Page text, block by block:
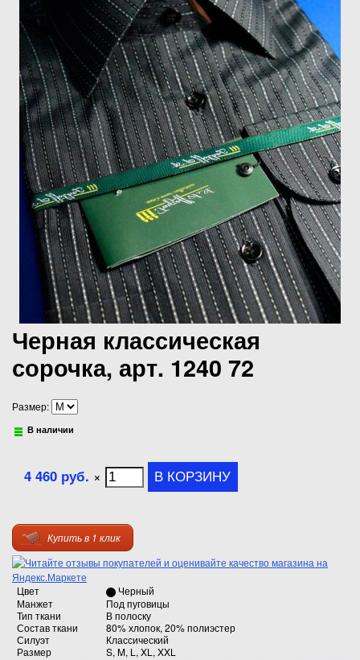
Черная классическая
сорочка, арт. 1240 72
Размер:
В наличии
4 460 руб. ×
Купить в 1 клик
Цвет
Черный
Манжет
Под пуговицы
Тип ткани
В полоску
Состав ткани
80% хлопок, 20% полиэстер
Силуэт
Классический
Размер
S, M, L, XL, XXL